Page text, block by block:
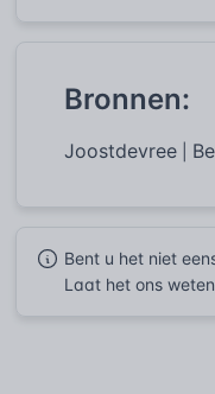
Bronnen:
Joostdevree
Bent u het niet
Laat het ons